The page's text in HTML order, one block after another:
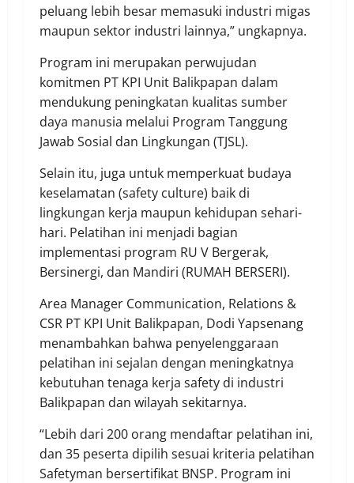
peluang lebih besar memasuki industri migas
maupun sektor industri lainnya,” ungkapnya.
Program ini merupakan perwujudan
komitmen PT KPI Unit Balikpapan dalam
mendukung peningkatan kualitas sumber
daya manusia melalui Program Tanggung
Jawab Sosial dan Lingkungan (TJSL).
Selain itu, juga untuk memperkuat budaya
keselamatan (safety culture) baik di
lingkungan kerja maupun kehidupan sehari-
hari. Pelatihan ini menjadi bagian
implementasi program RU V Bergerak,
Bersinergi, dan Mandiri (RUMAH BERSERI).
Area Manager Communication, Relations &
CSR PT KPI Unit Balikpapan, Dodi Yapsenang
menambahkan bahwa penyelenggaraan
pelatihan ini sejalan dengan meningkatnya
kebutuhan tenaga kerja safety di industri
Balikpapan dan wilayah sekitarnya.
“Lebih dari 200 orang mendaftar pelatihan ini,
dan 35 peserta dipilih sesuai kriteria pelatihan
Safetyman bersertifikat BNSP. Program ini